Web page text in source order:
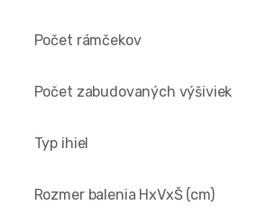
Počet rámčekov
Počet zabudovaných výšiviek
Typ ihiel
Rozmer balenia HxVxŠ (cm)